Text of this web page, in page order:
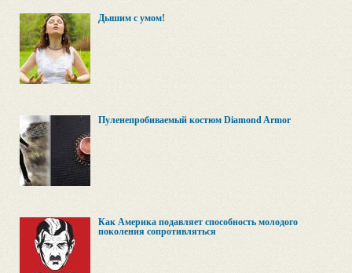
Дышим с умом!
Пуленепробиваемый костюм Diamond Armor
Как Америка подавляет способность молодого
поколения сопротивляться